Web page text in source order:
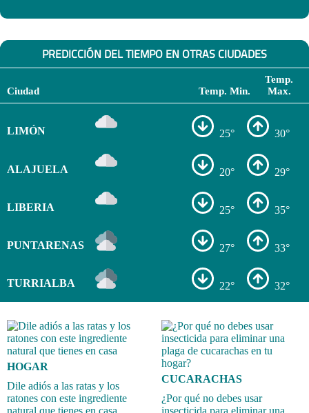
PREDICCIÓN DEL TIEMPO EN OTRAS CIUDADES
Ciudad Temp. Min.
Temp.
Max.
LIMÓN 25° 30°
ALAJUELA 20° 29°
LIBERIA 25° 35°
PUNTARENAS 27° 33°
TURRIALBA 22° 32°
HOGAR
Dile adiós a las ratas y los
ratones con este ingrediente
natural que tienes en casa
CUCARACHAS
¿Por qué no debes usar
insecticida para eliminar una